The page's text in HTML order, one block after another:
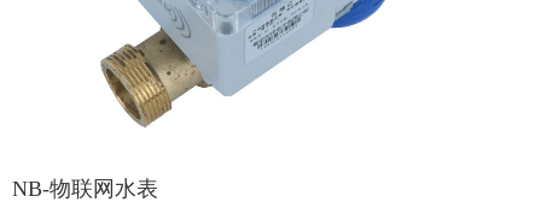
NB-物联网水表